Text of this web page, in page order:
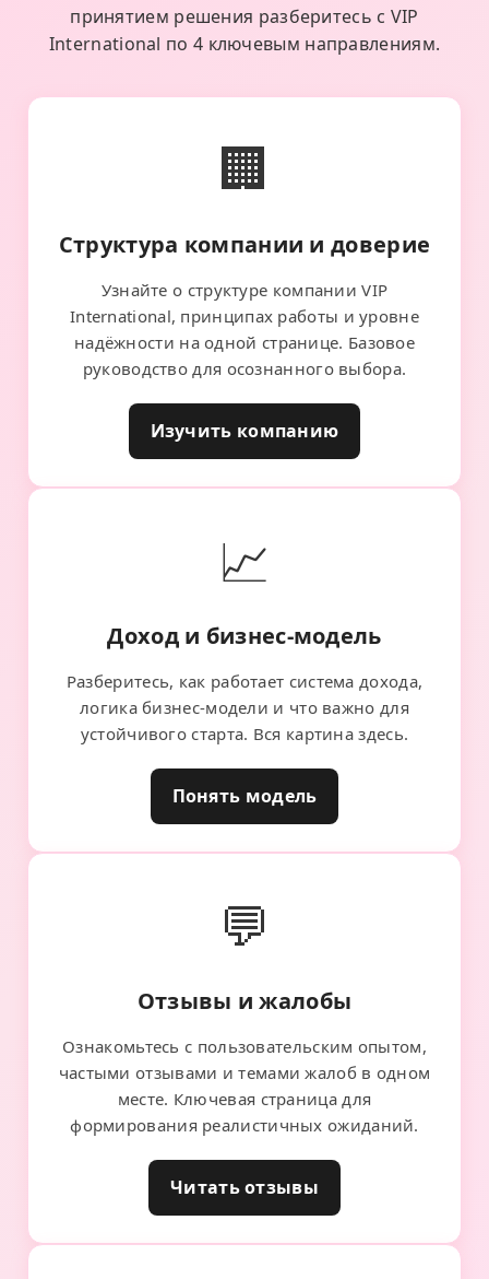
принятием решения разберитесь с VIP
International по 4 ключевым направлениям.
🏢
Структура компании и доверие
Узнайте о структуре компании VIP
International, принципах работы и уровне
надёжности на одной странице. Базовое
руководство для осознанного выбора.
Изучить компанию
📈
Доход и бизнес-модель
Разберитесь, как работает система дохода,
логика бизнес-модели и что важно для
устойчивого старта. Вся картина здесь.
Понять модель
💬
Отзывы и жалобы
Ознакомьтесь с пользовательским опытом,
частыми отзывами и темами жалоб в одном
месте. Ключевая страница для
формирования реалистичных ожиданий.
Читать отзывы